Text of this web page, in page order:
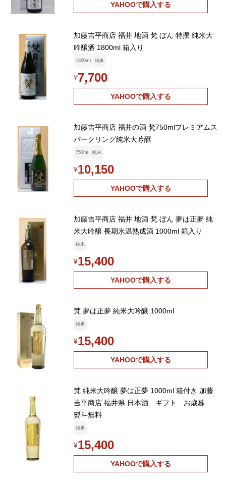
YAHOOで購入する
加藤吉平商店 福井 地酒 梵 ぼん 特撰 純米大
吟醸酒 1800ml 箱入り
1800ml 純米
¥7,700
YAHOOで購入する
加藤吉平商店 福井の酒 梵750mlプレミアムス
パークリング純米大吟醸
750ml 純米
¥10,150
YAHOOで購入する
加藤吉平商店 福井 地酒 梵 ぼん 夢は正夢 純
米大吟醸 長期氷温熟成酒 1000ml 箱入り
純米
¥15,400
YAHOOで購入する
梵 夢は正夢 純米大吟醸 1000ml
純米
¥15,400
YAHOOで購入する
梵 純米大吟醸 夢は正夢 1000ml 箱付き 加藤
吉平商店 福井県 日本酒 ギフト お歳暮
熨斗無料
純米
¥15,400
YAHOOで購入する